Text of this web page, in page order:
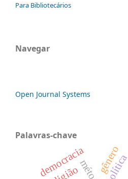
Para Bibliotecários
Navegar
Open Journal Systems
Palavras-chave
política
democracia gênero